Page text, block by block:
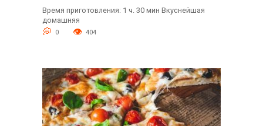
Время приготовления: 1 ч. 30 мин Вкуснейшая
домашняя
0 404